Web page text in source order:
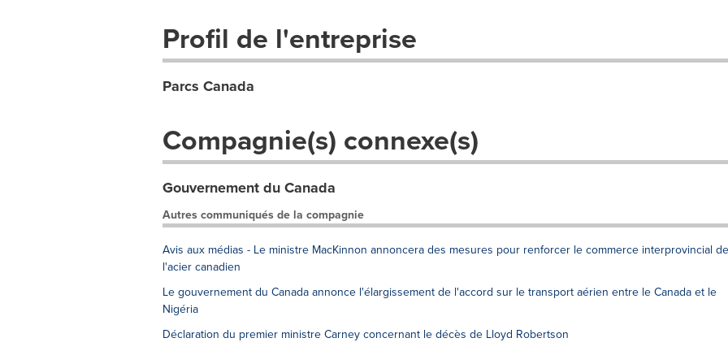
Profil de l'entreprise
Parcs Canada
Compagnie(s) connexe(s)
Gouvernement du Canada
Autres communiqués de la compagnie
Avis aux médias - Le ministre MacKinnon annoncera des mesures pour renforcer le commerce interprovincial de
l'acier canadien
Le gouvernement du Canada annonce l'élargissement de l'accord sur le transport aérien entre le Canada et le
Nigéria
Déclaration du premier ministre Carney concernant le décès de Lloyd Robertson